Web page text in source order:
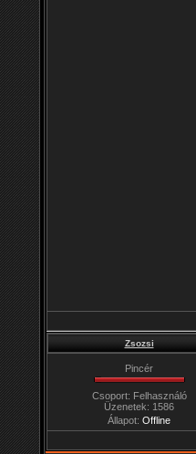
Zsozsi
Pincér
Csoport: Felhasználó
Üzenetek: 1586
Állapot: Offline